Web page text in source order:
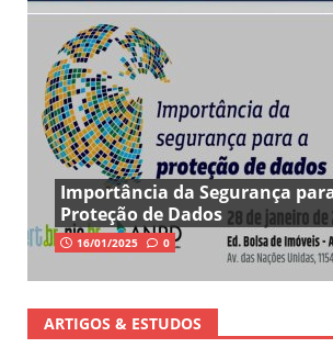
Importância da Segurança
Proteção de Dados
16/01/2025 0
ARTIGOS & ESTUDOS